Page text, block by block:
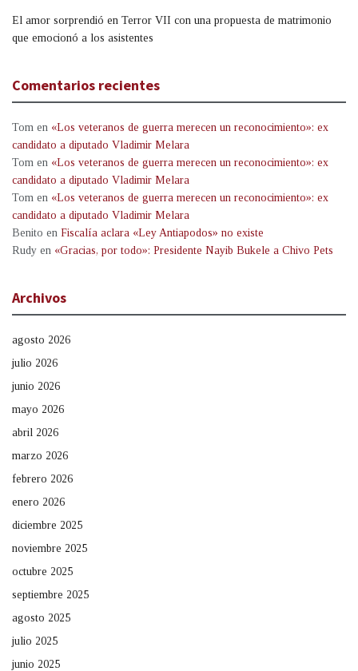
El amor sorprendió en Terror VII con una propuesta de matrimonio
que emocionó a los asistentes
Comentarios recientes
Tom en «Los veteranos de guerra merecen un reconocimiento»: ex
candidato a diputado Vladimir Melara
Tom en «Los veteranos de guerra merecen un reconocimiento»: ex
candidato a diputado Vladimir Melara
Tom en «Los veteranos de guerra merecen un reconocimiento»: ex
candidato a diputado Vladimir Melara
Benito en Fiscalía aclara «Ley Antiapodos» no existe
Rudy en «Gracias, por todo»: Presidente Nayib Bukele a Chivo Pets
Archivos
agosto 2026
julio 2026
junio 2026
mayo 2026
abril 2026
marzo 2026
febrero 2026
enero 2026
diciembre 2025
noviembre 2025
octubre 2025
septiembre 2025
agosto 2025
julio 2025
junio 2025